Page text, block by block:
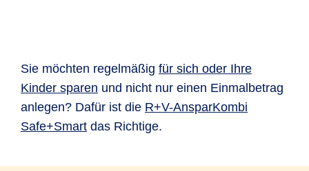
den finanziellen Spielraum, sich auch spontan
Wünsche erfüllen zu können. Durch die
moderne Gestaltung können Sie aber
gleichzeitig von Renditechancen am
Vermögen flexibel an, haben aber trotzdem eine
Sie möchten regelmäßig für sich oder Ihre
Kinder sparen und nicht nur einen Einmalbetrag
anlegen? Dafür ist die R+V-AnsparKombi
Safe+Smart das Richtige.